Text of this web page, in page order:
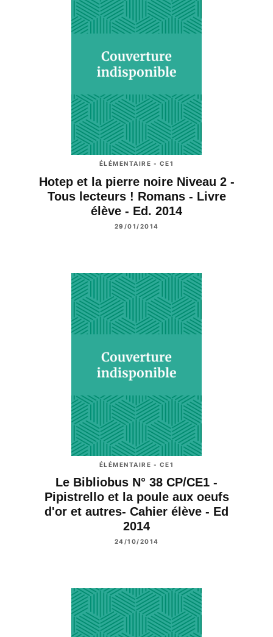
ÉLÉMENTAIRE - CE1
Hotep et la pierre noire Niveau 2 -
Tous lecteurs ! Romans - Livre
élève - Ed. 2014
29/01/2014
ÉLÉMENTAIRE - CE1
Le Bibliobus N° 38 CP/CE1 -
Pipistrello et la poule aux oeufs
d'or et autres- Cahier élève - Ed
2014
24/10/2014